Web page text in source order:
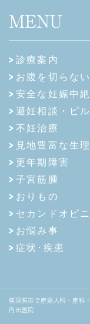
MENU
診療案内
お腹を切らな
安全な妊娠中
避妊相談・ピル
不妊治療
見地豊富な生
更年期障害
子宮筋腫
おりもの
セカンドオピ
お悩み事
症状･疾患
横須賀市で産婦人科・産科
内出医院